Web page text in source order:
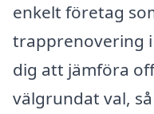
enkelt företag
trapprenovering
dig att jämföra
välgrundat val,